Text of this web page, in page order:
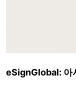
eSignGlobal: 아